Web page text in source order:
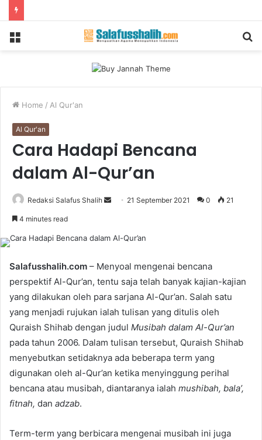
Menu
Home / Al Qur'an
Al Qur'an
Cara Hadapi Bencana
dalam Al-Qur’an
Redaksi Salafus Shalih
Send 21 September 2021 0 21
4 minutes read
Salafusshalih.com – Menyoal mengenai bencana
perspektif Al-Qur’an, tentu saja telah banyak kajian-kajian
yang dilakukan oleh para sarjana Al-Qur’an. Salah satu
yang menjadi rujukan ialah tulisan yang ditulis oleh
Quraish Shihab dengan judul Musibah dalam Al-Qur’an
pada tahun 2006. Dalam tulisan tersebut, Quraish Shihab
menyebutkan setidaknya ada beberapa term yang
digunakan oleh al-Qur’an ketika menyinggung perihal
bencana atau musibah, diantaranya ialah mushibah, bala’,
fitnah, dan adzab.
Term-term yang berbicara mengenai musibah ini juga